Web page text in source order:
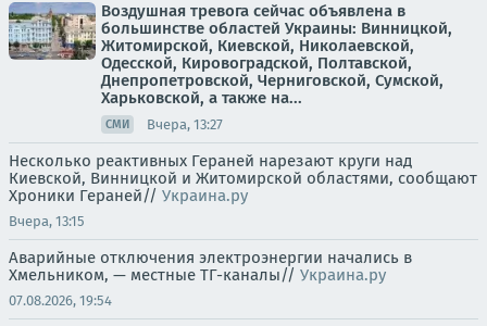
Воздушная тревога сейчас объявлена в
большинстве областей Украины: Винницкой,
Житомирской, Киевской, Николаевской,
Одесской, Кировоградской, Полтавской,
Днепропетровской, Черниговской, Сумской,
Харьковской, а также на...
СМИ Вчера, 13:27
Несколько реактивных Гераней нарезают круги над
Киевской, Винницкой и Житомирской областями, сообщают
Хроники Гераней// Украина.ру
Вчера, 13:15
Аварийные отключения электроэнергии начались в
Хмельником, — местные ТГ-каналы// Украина.ру
07.08.2026, 19:54